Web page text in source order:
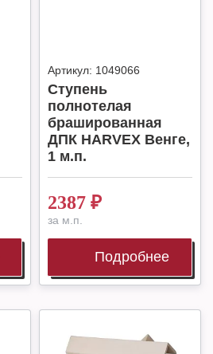
Артикул: 1049066
Ступень
полнотелая
брашированная
ДПК HARVEX Венге,
1 м.п.
2387 ₽
за м.п.
Подробнее